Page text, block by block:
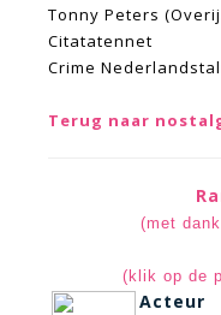
Tonny Peters
Citatatennet
Crime
Terug naar
(met
(klik op de
Acteur